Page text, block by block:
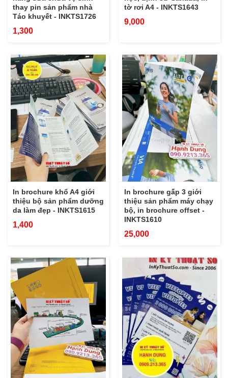
thay pin sản phẩm nhà
Táo khuyết - INKTS1726
1,300
tờ rơi A4 - INKTS1643
9,000
In brochure khổ A4 giới
thiệu bộ sản phẩm dưỡng
da làm đẹp - INKTS1615
1,400
In brochure gấp 3 giới
thiệu sản phẩm máy chạy
bộ, in brochure offset -
INKTS1610
25,000